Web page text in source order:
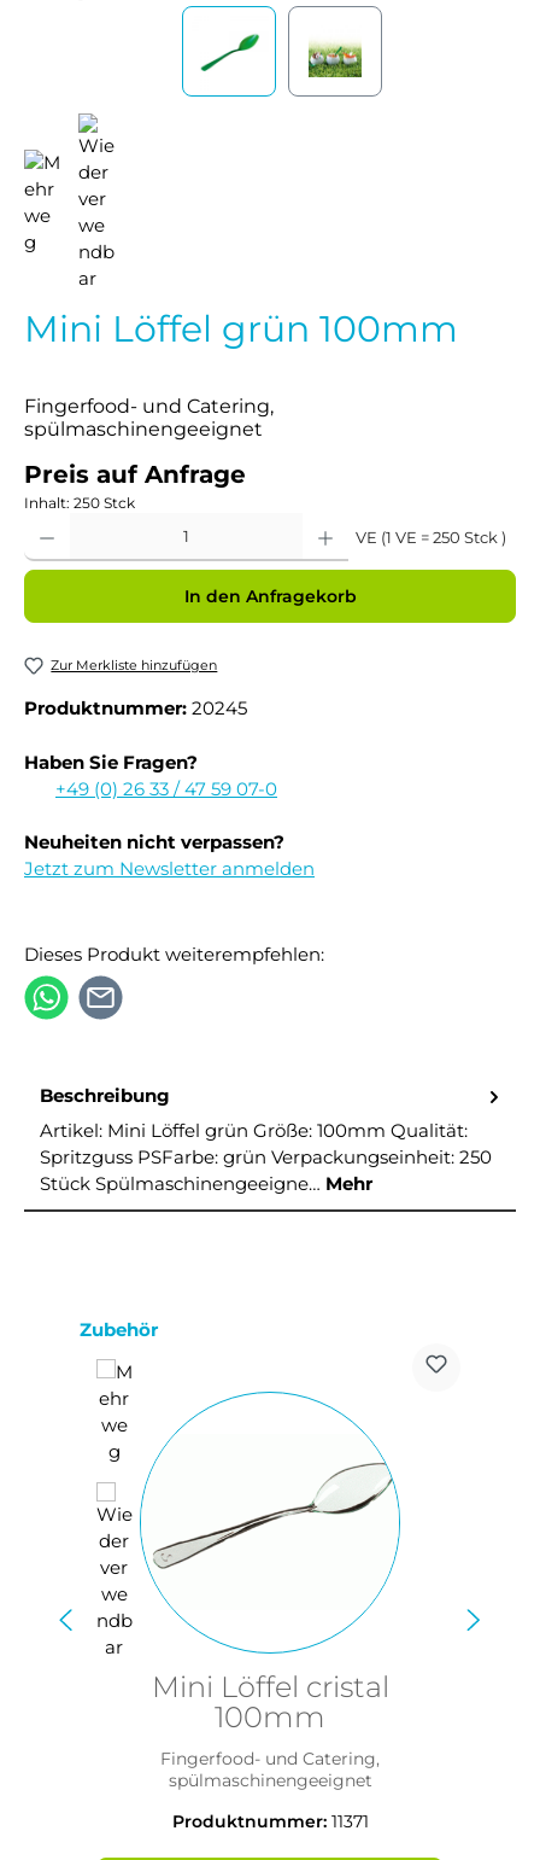
Mini Löffel grün 100mm
Fingerfood- und Catering,
spülmaschinengeeignet
Preis auf Anfrage
Inhalt: 250 Stck
VE (1 VE = 250 Stck )
In den Anfragekorb
Zur Merkliste hinzufügen
Produktnummer: 20245
Haben Sie Fragen?
+49 (0) 26 33 / 47 59 07-0
Neuheiten nicht verpassen?
Jetzt zum Newsletter anmelden
Dieses Produkt weiterempfehlen:
Beschreibung
Artikel: Mini Löffel grün Größe: 100mm Qualität:
Spritzguss PSFarbe: grün Verpackungseinheit: 250
Stück Spülmaschinengeeigne… Mehr
Produktgalerie überspringen
Zubehör
Mini Löffel cristal
100mm
Fingerfood- und Catering,
spülmaschinengeeignet
Produktnummer: 11371